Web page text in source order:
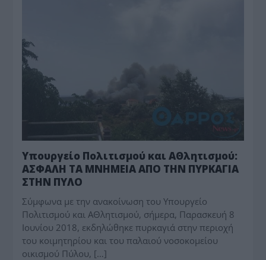
Υπουργείο Πολιτισμού και ΑΘλητισμού:
ΑΣΦΑΛΗ ΤΑ ΜΝΗΜΕΙΑ ΑΠΟ ΤΗΝ ΠΥΡΚΑΓΙΑ
ΣΤΗΝ ΠΥΛΟ
Σύμφωνα με την ανακοίνωση του Υπουργείο
Πολιτισμού και ΑΘλητισμού, σήμερα, Παρασκευή 8
Ιουνίου 2018, εκδηλώθηκε πυρκαγιά στην περιοχή
του κοιμητηρίου και του παλαιού νοσοκομείου
οικισμού Πύλου, […]